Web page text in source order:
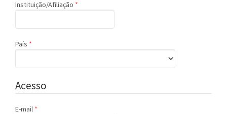
Instituição/Afiliação *
País *
Acesso
E-mail *